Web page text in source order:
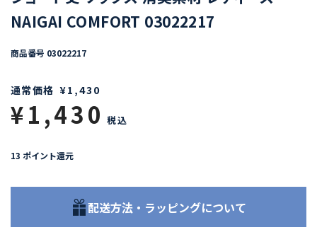
NAIGAI COMFORT 03022217
商品番号 03022217
通常価格 ¥1,430
¥1,430 税込
13 ポイント還元
配送方法・ラッピングについて